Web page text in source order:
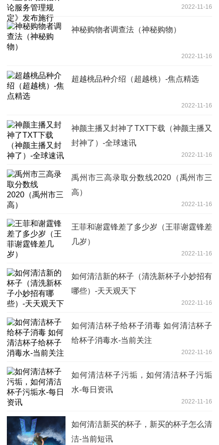
2022-11-16
神秘购物者调查法（神秘购物）
2022-11-16
超越桃品种介绍（超越桃）-焦点精选
2022-11-16
神颜主播又封神了TXT下载（神颜主播又
封神了）-全球速讯
2022-11-16
禹州市三高录取分数线2020（禹州市三
高）
2022-11-16
王菲和谢霆锋差了多少岁（王菲谢霆锋差
几岁）
2022-11-16
如何清洁新的杯子（清洗新杯子小妙招有
哪些）-天天观天下
2022-11-16
如何清洁杯子给杯子消毒 如何清洁杯子
给杯子消毒水-当前关注
2022-11-16
如何清洁杯子污垢，如何清洁杯子污垢
水-每日资讯
2022-11-16
如何清洁新买的杯子，新买的杯子怎么清
洁-当前短讯